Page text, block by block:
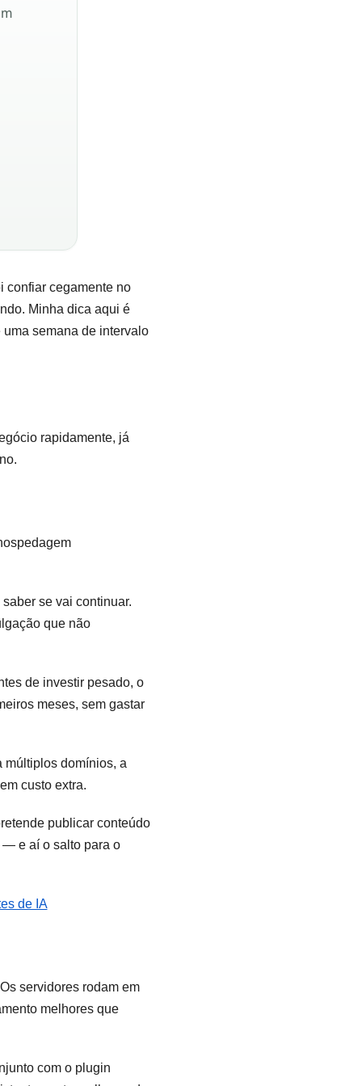
confiar cegamente no
Minha dica aqui é
semana de intervalo
rapidamente, já
se vai continuar.
que não
de investir pesado, o
meses, sem gastar
múltiplos domínios, a
custo extra.
publicar conteúdo
— e aí o salto para o
de IA
servidores rodam em
melhores que
com o plugin